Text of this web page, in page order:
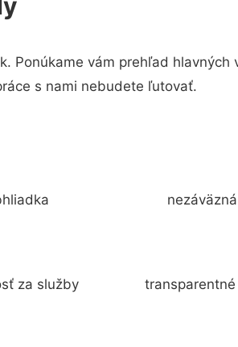
Ponúkame vám prehľad
s nami nebudete ľutovať.
za služby